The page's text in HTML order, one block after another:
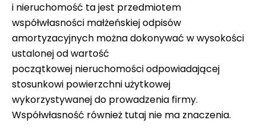
i nieruchomość ta jest przedmiotem
współwłasności małżeńskiej odpisów
amortyzacyjnych można dokonywać w wysokości
ustalonej od wartość
początkowej nieruchomości odpowiadającej
stosunkowi powierzchni użytkowej
wykorzystywanej do prowadzenia firmy.
Współwłasność również tutaj nie ma znaczenia.